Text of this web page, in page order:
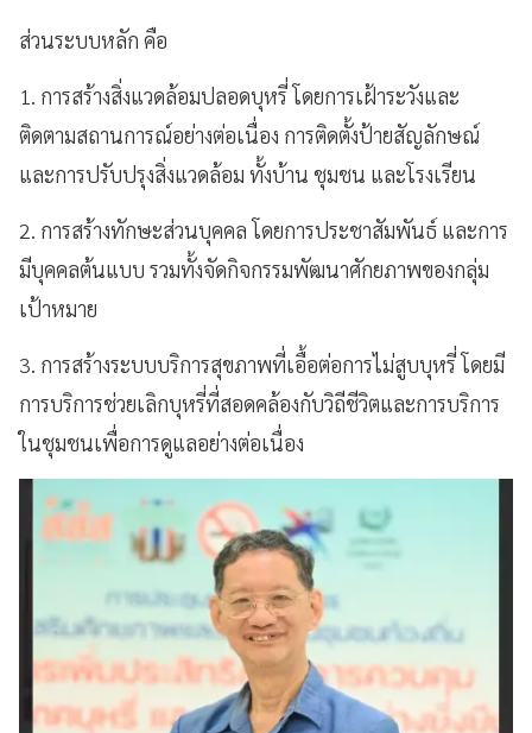
ส่วนระบบหลัก คือ
1. การสร้างสิ่งแวดล้อมปลอดบุหรี่ โดยการเฝ้าระวังและ
ติดตามสถานการณ์อย่างต่อเนื่อง การติดตั้งป้ายสัญลักษณ์
และการปรับปรุงสิ่งแวดล้อม ทั้งบ้าน ชุมชน และโรงเรียน
2. การสร้างทักษะส่วนบุคคล โดยการประชาสัมพันธ์ และการ
มีบุคคลต้นแบบ รวมทั้งจัดกิจกรรมพัฒนาศักยภาพของกลุ่ม
เป้าหมาย
3. การสร้างระบบบริการสุขภาพที่เอื้อต่อการไม่สูบบุหรี่ โดยมี
การบริการช่วยเลิกบุหรี่ที่สอดคล้องกับวิถีชีวิตและการบริการ
ในชุมชนเพื่อการดูแลอย่างต่อเนื่อง